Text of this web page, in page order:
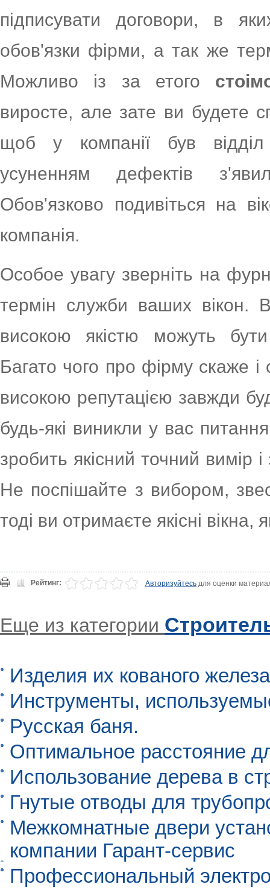
підписувати договори, в
обов'язки фірми, а так же
Можливо із за етого
виросте, але зате ви будете
щоб у компанії був
усуненням дефектів
Обов'язково подивіться на
компанія.
Особое увагу зверніть на
термін служби ваших вікон.
високою якістю можуть
Багато чого про фірму скаже і
високою репутацією завжди
будь-які виникли у вас
зробить якісний точний вимір
Не поспішайте з вибором,
тоді ви отримаєте якісні вікна,
Рейтинг: Авторизуйтесьдля оценки
Еще из категории
Изделия их кованого
Инструменты,
Русская баня.
Оптимальное расстояние
Использование дерева в
Гнутые отводы для
Межкомнатные двери
компании Гарант-сервис
Профессиональный